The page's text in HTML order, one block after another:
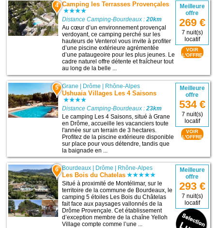
4 Camping les Terrasses Provençales
Distance Camping-Bourdeaux :20km
Au cœur d’un environnement provençal
verdoyant, ce camping perché sur les
hauteurs de Venterol vous invite à profiter
d’une piscine extérieure agrémentée
d’une pataugeoire pour les plus jeunes. Le
cadre naturel offre détente et fraîcheur tout
au long de la belle ...
Meilleure
offre
269 €
7 nuit(s)
locatif
VOIR
L'OFFRE
5 Grane | Drôme | Rhône-Alpes
Ushuaia Villages Les 4 Saisons
Distance Camping-Bourdeaux :23km
Le camping Les 4 Saisons, situé à Grane
en Drôme, accueille les vacanciers toute
l'année sur un terrain de 3 hectares.
Profitez de la piscine extérieure disponible
sur place pour vous détendre, tandis que
la baignade en ...
Meilleure
offre
534 €
7 nuit(s)
locatif
VOIR
L'OFFRE
6 Bourdeaux | Drôme | Rhône-Alpes
Les Bois du Chatelas
Situé à proximité de Montélimar, sur le
territoire de la commune de Bourdeaux, le
camping 5 étoiles Les Bois du Châtelas
fait face aux paysages vallonnés de la
Drôme Provençale. Cet établissement
d’exception membre de la chaîne Yelloh
Village compte comme l’une ...
Meilleure
offre
293 €
7 nuit(s)
locatif